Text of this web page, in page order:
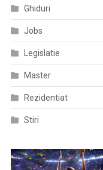
Ghiduri
Jobs
Legislatie
Master
Rezidentiat
Stiri